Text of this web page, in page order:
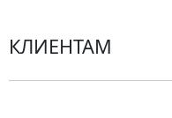
КЛИЕНТАМ